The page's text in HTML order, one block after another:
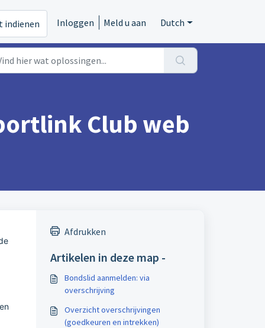
indienen Inloggen Meld u aan Dutch
Club web
Afdrukken
Artikelen in deze map -
Bondslid aanmelden: via
overschrijving
Overzicht overschrijvingen
(goedkeuren en intrekken)